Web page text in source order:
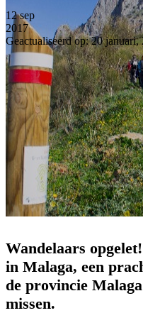
12 sep
2017
Geactualiseerd op: 20 januari,
Wandelaars
in Malaga, een
de provincie
missen.